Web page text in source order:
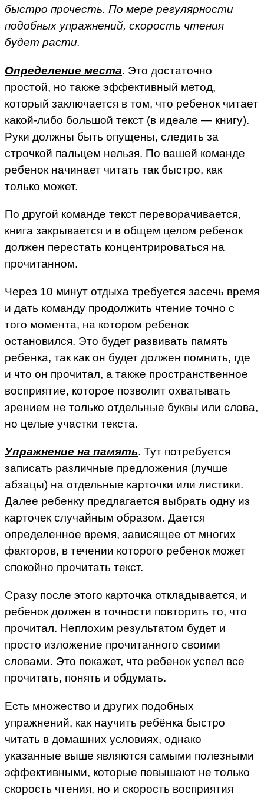
быстро прочесть. По мере регулярности
подобных упражнений, скорость чтения
будет расти.
Определение места. Это достаточно
простой, но также эффективный метод,
который заключается в том, что ребенок читает
какой-либо большой текст (в идеале — книгу).
Руки должны быть опущены, следить за
строчкой пальцем нельзя. По вашей команде
ребенок начинает читать так быстро, как
только может.
По другой команде текст переворачивается,
книга закрывается и в общем целом ребенок
должен перестать концентрироваться на
прочитанном.
Через 10 минут отдыха требуется засечь время
и дать команду продолжить чтение точно с
того момента, на котором ребенок
остановился. Это будет развивать память
ребенка, так как он будет должен помнить, где
и что он прочитал, а также пространственное
восприятие, которое позволит охватывать
зрением не только отдельные буквы или слова,
но целые участки текста.
Упражнение на память. Тут потребуется
записать различные предложения (лучше
абзацы) на отдельные карточки или листики.
Далее ребенку предлагается выбрать одну из
карточек случайным образом. Дается
определенное время, зависящее от многих
факторов, в течении которого ребенок может
спокойно прочитать текст.
Сразу после этого карточка откладывается, и
ребенок должен в точности повторить то, что
прочитал. Неплохим результатом будет и
просто изложение прочитанного своими
словами. Это покажет, что ребенок успел все
прочитать, понять и обдумать.
Есть множество и других подобных
упражнений, как научить ребёнка быстро
читать в домашних условиях, однако
указанные выше являются самыми полезными
эффективными, которые повышают не только
скорость чтения, но и скорость восприятия